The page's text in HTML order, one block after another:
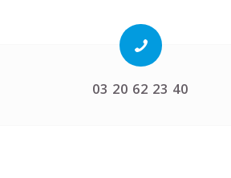
03 20 62 23 40